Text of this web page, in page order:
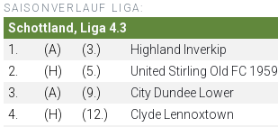
SAISONVERLAUF LIGA:
Schottland, Liga 4.3
1.
(A) (3.) Highland Inverkip
2.
(H) (5.) United Stirling Old FC 1959
3.
(A) (9.) City Dundee Lower
4.
(H) (12.) Clyde Lennoxtown